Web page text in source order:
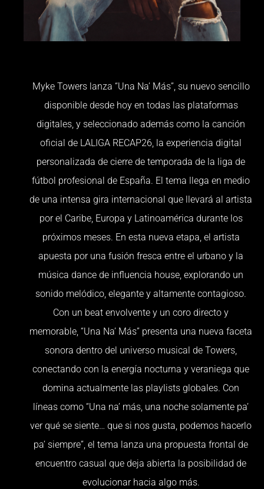
Myke Towers lanza “Una Na’ Más”, su nuevo sencillo
disponible desde hoy en todas las plataformas
digitales, y seleccionado además como la canción
oficial de LALIGA RECAP26, la experiencia digital
personalizada de cierre de temporada de la liga de
fútbol profesional de España. El tema llega en medio
de una intensa gira internacional que llevará al artista
por el Caribe, Europa y Latinoamérica durante los
próximos meses. En esta nueva etapa, el artista
apuesta por una fusión fresca entre el urbano y la
música dance de influencia house, explorando un
sonido melódico, elegante y altamente contagioso.
Con un beat envolvente y un coro directo y
memorable, “Una Na’ Más” presenta una nueva faceta
sonora dentro del universo musical de Towers,
conectando con la energía nocturna y veraniega que
domina actualmente las playlists globales. Con
líneas como “Una na’ más, una noche solamente pa’
ver qué se siente… que si nos gusta, podemos hacerlo
pa’ siempre”, el tema lanza una propuesta frontal de
encuentro casual que deja abierta la posibilidad de
evolucionar hacia algo más.